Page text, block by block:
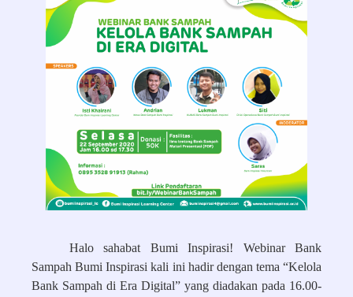
Halo sahabat Bumi Inspirasi! Webinar Bank
Sampah Bumi Inspirasi kali ini hadir dengan tema “Kelola
Bank Sampah di Era Digital” yang diadakan pada 16.00-